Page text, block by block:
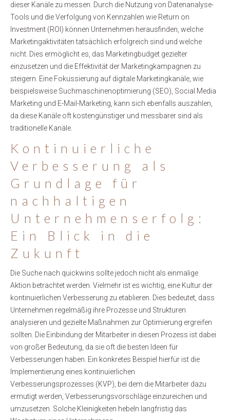
dieser Kanäle zu messen. Durch die Nutzung von Datenanalyse-
Tools und die Verfolgung von Kennzahlen wie Return on
Investment (ROI) können Unternehmen herausfinden, welche
Marketingaktivitäten tatsächlich erfolgreich sind und welche
nicht. Dies ermöglicht es, das Marketingbudget gezielter
einzusetzen und die Effektivität der Marketingkampagnen zu
steigern. Eine Fokussierung auf digitale Marketingkanäle, wie
beispielsweise Suchmaschinenoptimierung (SEO), Social Media
Marketing und E-Mail-Marketing, kann sich ebenfalls auszahlen,
da diese Kanäle oft kostengünstiger und messbarer sind als
traditionelle Kanäle.
Kontinuierliche
Verbesserung als
Grundlage für
nachhaltigen
Unternehmenserfolg:
Ein Blick in die
Zukunft
Die Suche nach quickwins sollte jedoch nicht als einmalige
Aktion betrachtet werden. Vielmehr ist es wichtig, eine Kultur der
kontinuierlichen Verbesserung zu etablieren. Dies bedeutet, dass
Unternehmen regelmäßig ihre Prozesse und Strukturen
analysieren und gezielte Maßnahmen zur Optimierung ergreifen
sollten. Die Einbindung der Mitarbeiter in diesen Prozess ist dabei
von großer Bedeutung, da sie oft die besten Ideen für
Verbesserungen haben. Ein konkretes Beispiel hierfür ist die
Implementierung eines kontinuierlichen
Verbesserungsprozesses (KVP), bei dem die Mitarbeiter dazu
ermutigt werden, Verbesserungsvorschläge einzureichen und
umzusetzen. Solche Kleinigkeiten hebeln langfristig das